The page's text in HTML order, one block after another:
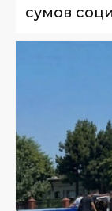
сумов